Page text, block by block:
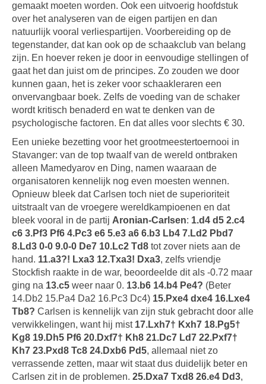
gemaakt moeten worden. Ook een uitvoerig hoofdstuk
over het analyseren van de eigen partijen en dan
natuurlijk vooral verliespartijen. Voorbereiding op de
tegenstander, dat kan ook op de schaakclub van belang
zijn. En hoever reken je door in eenvoudige stellingen of
gaat het dan juist om de principes. Zo zouden we door
kunnen gaan, het is zeker voor schaakleraren een
onvervangbaar boek. Zelfs de voeding van de schaker
wordt kritisch benaderd en wat te denken van de
psychologische factoren. En dat alles voor slechts € 30.
Een unieke bezetting voor het grootmeestertoernooi in
Stavanger: van de top twaalf van de wereld ontbraken
alleen Mamedyarov en Ding, namen waaraan de
organisatoren kennelijk nog even moesten wennen.
Opnieuw bleek dat Carlsen toch niet de superioriteit
uitstraalt van de vroegere wereldkampioenen en dat
bleek vooral in de partij Aronian-Carlsen: 1.d4 d5 2.c4
c6 3.Pf3 Pf6 4.Pc3 e6 5.e3 a6 6.b3 Lb4 7.Ld2 Pbd7
8.Ld3 0-0 9.0-0 De7 10.Lc2 Td8 tot zover niets aan de
hand. 11.a3?! Lxa3 12.Txa3! Dxa3, zelfs vriendje
Stockfish raakte in de war, beoordeelde dit als -0.72 maar
ging na 13.c5 weer naar 0. 13.b6 14.b4 Pe4? (Beter
14.Db2 15.Pa4 Da2 16.Pc3 Dc4) 15.Pxe4 dxe4 16.Lxe4
Tb8? Carlsen is kennelijk van zijn stuk gebracht door alle
verwikkelingen, want hij mist 17.Lxh7† Kxh7 18.Pg5†
Kg8 19.Dh5 Pf6 20.Dxf7† Kh8 21.Dc7 Ld7 22.Pxf7†
Kh7 23.Pxd8 Tc8 24.Dxb6 Pd5, allemaal niet zo
verrassende zetten, maar wit staat dus duidelijk beter en
Carlsen zit in de problemen. 25.Dxa7 Txd8 26.e4 Dd3,